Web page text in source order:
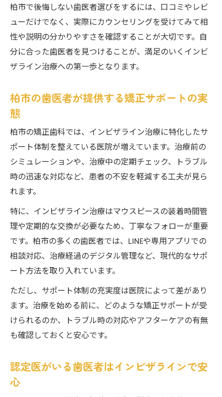
柏市で後悔しない歯医者選びをするには、口コミやレビ
ューだけでなく、実際にカウンセリングを受けてみて相
性や説明の分かりやすさを確認することが大切です。自
分に合った歯医者を見つけることが、満足のいくインビ
ザライン治療への第一歩となります。
柏市の歯医者が提供する矯正サポートの実
態
柏市の矯正歯科では、インビザライン治療に特化したサ
ポート体制を整えている医院が増えています。治療前の
シミュレーションや、治療中の定期チェック、トラブル
時の迅速な対応など、患者の不安を軽減する工夫が見ら
れます。
特に、インビザライン治療はマウスピースの装着時間管
理や定期的な交換が必要なため、丁寧なフォローが重要
です。柏市の多くの歯医者では、LINEや専用アプリでの
相談対応、治療経過のデジタル管理など、現代的なサポ
ート方法を取り入れています。
ただし、サポート体制の充実度は医院によって差があり
ます。治療を始める前に、どのような矯正サポートが受
けられるのか、トラブル時の対応やアフターケアの有無
も確認しておくと安心です。
認定医がいる歯医者はインビザラインで安
心